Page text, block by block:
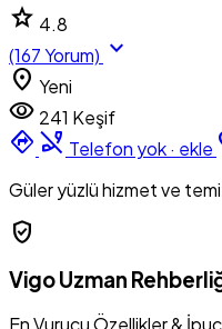
star 4.8
(167 Yorum) expand_more
location_on Yeni
visibility 241 Keşif
directions phone_disabled Telefon yok · ekle
Güler yüzlü hizmet ve
verified_user
Vigo Uzman